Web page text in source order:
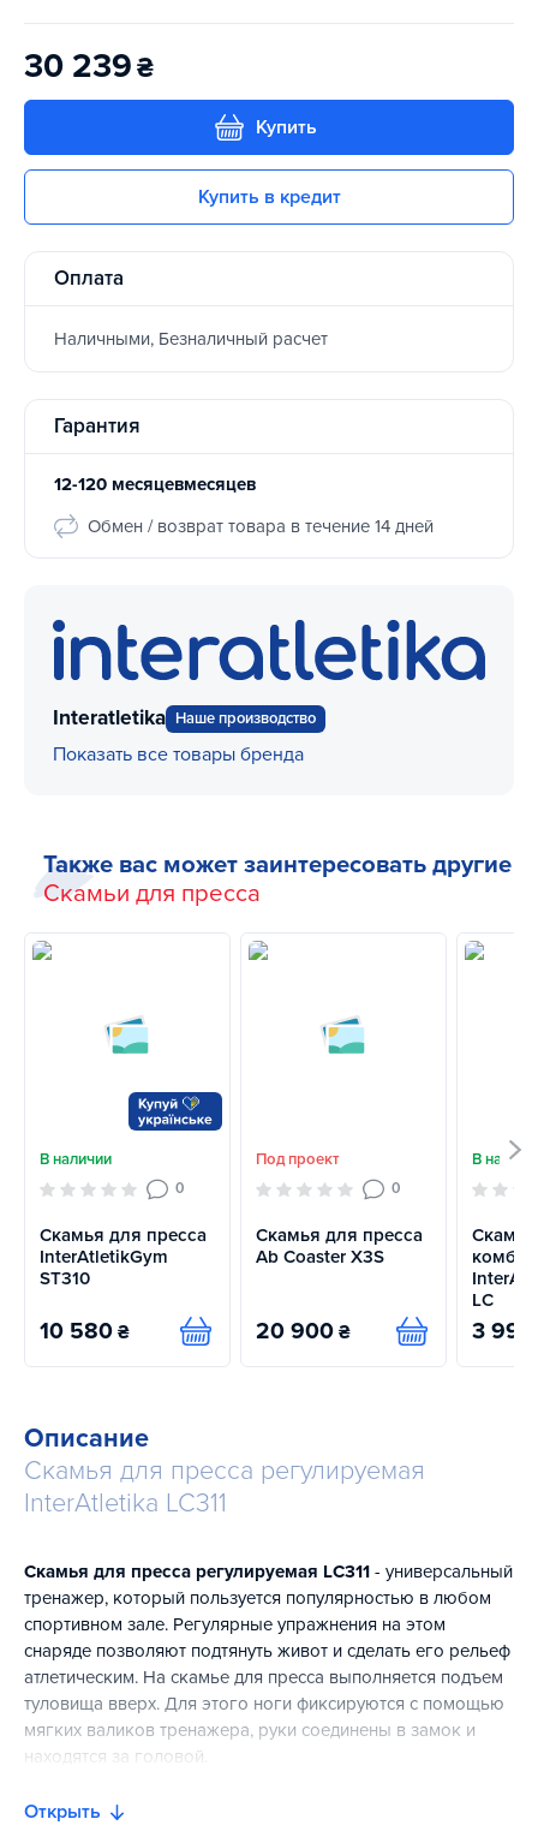
30 239₴
Купить
Купить в кредит
Оплата
Наличными, Безналичный расчет
Гарантия
12-120 месяцевмесяцев
Обмен / возврат товара в течение 14 дней
Interatletika Наше производство
Показать все товары бренда
Также вас может заинтересовать другие
Скамьи для пресса
В наличии
0
Скамья для пресса
InterAtletikGym
ST310
10 580 ₴ Купить
Под проект
0
Скамья для пресса
Ab Coaster X3S
20 900 ₴ Купить
В
LC
3 993
Описание
Скамья для пресса регулируемая
InterAtletika LC311
Скамья для пресса регулируемая LC311 - универсальный
тренажер, который пользуется популярностью в любом
спортивном зале. Регулярные упражнения на этом
снаряде позволяют подтянуть живот и сделать его рельеф
атлетическим. На скамье для пресса выполняется подъем
туловища вверх. Для этого ноги фиксируются с помощью
мягких валиков тренажера, руки соединены в замок и
находятся за головой.
Прочная и надежная конструкция скамьи для пресса
Открыть